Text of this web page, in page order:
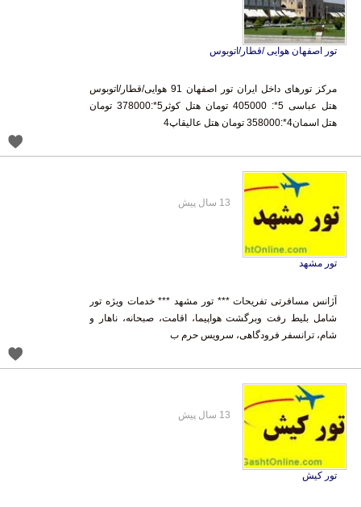
تور اصفهان هوایی /قطار/اتوبوس
مرکز تورهای داخل ایران تور اصفهان 91 هوایی/قطار/اتوبوس
هتل عباسی 5*: 405000 تومان هتل کوثر5*:378000 تومان
هتل اسمان4*:358000 تومان هتل عالیقاپ4
تور مشهد
آژانس مسافرتی تفریحات *** تور مشهد *** خدمات ویژه تور
شامل بلیط رفت وبرگشت هواپیما، اقامت، صبحانه، ناهار و
شام، ترانسفر فرودگاهی، سرویس حرم ب
13 سال پیش
تور کیش
13 سال پیش